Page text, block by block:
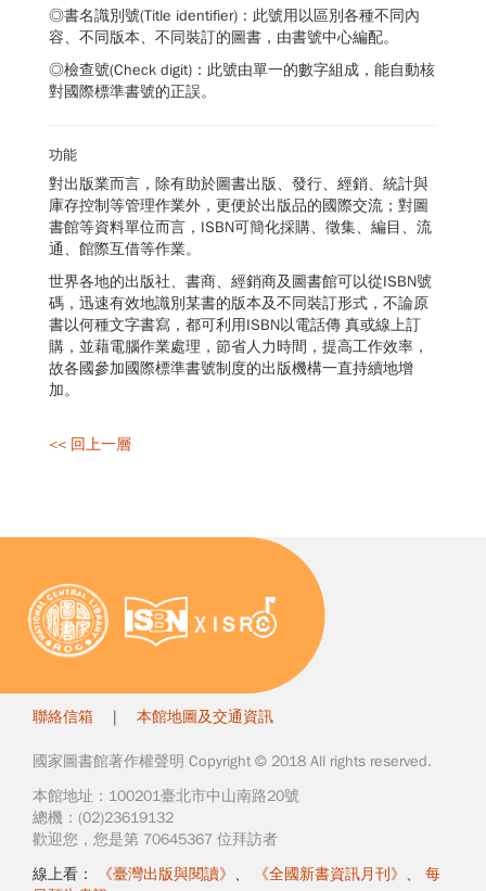
◎書名識別號(Title identifier)：此號用以區別各種不同內
容、不同版本、不同裝訂的圖書，由書號中心編配。
◎檢查號(Check digit)：此號由單一的數字組成，能自動核
對國際標準書號的正誤。
功能
對出版業而言，除有助於圖書出版、發行、經銷、統計與
庫存控制等管理作業外，更便於出版品的國際交流；對圖
書館等資料單位而言，ISBN可簡化採購、徵集、編目、流
通、館際互借等作業。
世界各地的出版社、書商、經銷商及圖書館可以從ISBN號
碼，迅速有效地識別某書的版本及不同裝訂形式，不論原
書以何種文字書寫，都可利用ISBN以電話傳 真或線上訂
購，並藉電腦作業處理，節省人力時間，提高工作效率，
故各國參加國際標準書號制度的出版機構一直持續地增
加。
<< 回上一層
聯絡信箱 | 本館地圖及交通資訊
國家圖書館著作權聲明 Copyright © 2018 All rights reserved.
本館地址：100201臺北市中山南路20號
總機：(02)23619132
歡迎您，您是第 70645367 位拜訪者
線上看：
《臺灣出版與閱讀》 、 《全國新書資訊月刊》 、 每